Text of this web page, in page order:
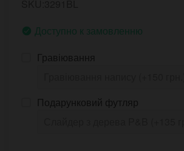
Доступно к замовленню
Гравіювання
Подарунковий футляр